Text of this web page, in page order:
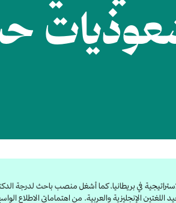
في بريطانيا، كما أشغل منصب باحث لدرجة
اللغتين الإنجليزية والعربية. من اهتماماتي الاطلاع